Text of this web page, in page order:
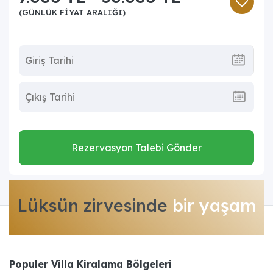
(GÜNLÜK FIYAT ARALIĞI)
Rezervasyon Talebi Gönder
Lüksün zirvesinde bir yaşam
Populer Villa Kiralama Bölgeleri